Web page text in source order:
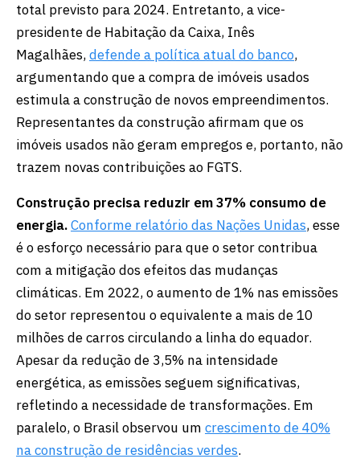
total previsto para 2024. Entretanto, a vice-
presidente de Habitação da Caixa, Inês
Magalhães,defende a política atual do banco,
argumentando que a compra de imóveis usados
estimula a construção de novos empreendimentos.
Representantes da construção afirmam que os
imóveis usados não geram empregos e, portanto, não
trazem novas contribuições ao FGTS.
Construção precisa reduzir em 37% consumo de
energia.Conforme relatório das Nações Unidas, esse
é o esforço necessário para que o setor contribua
com a mitigação dos efeitos das mudanças
climáticas. Em 2022, o aumento de 1% nas emissões
do setor representou o equivalente a mais de 10
milhões de carros circulando a linha do equador.
Apesar da redução de 3,5% na intensidade
energética, as emissões seguem significativas,
refletindo a necessidade de transformações. Em
paralelo, o Brasil observou um crescimento de 40%
na construção de residências verdes.